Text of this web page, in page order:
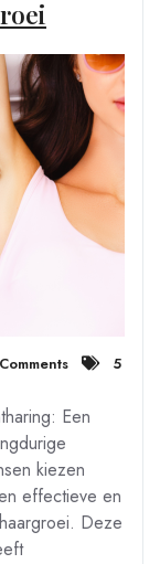
5
Een
kiezen
effectieve en
Deze